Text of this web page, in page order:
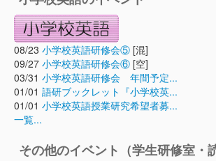
08/23 小学校英語研修会⑤ [混]
09/27 小学校英語研修会⑥ [空]
03/31 小学校英語研修会 年間予定...
01/01 語研ブックレット『小学校英...
01/01 小学校英語授業研究希望者募...
一覧...
その他のイベント（学生研修室・